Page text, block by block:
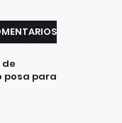
de
posa para